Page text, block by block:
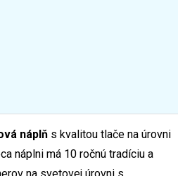
náplň s kvalitou tlače na úrovni
náplni má 10 ročnú tradíciu a